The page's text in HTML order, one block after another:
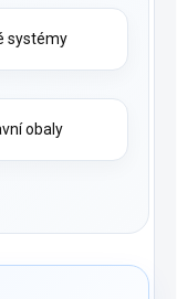
systémy
obaly